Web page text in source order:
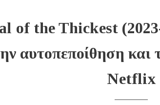
of the Thickest
αυτοπεποίθηση και
Netflix